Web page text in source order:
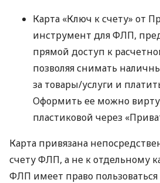
Карта «Ключ к счету» от
инструмент для ФЛП,
прямой доступ к
позволяя снимать
за товары/услуги и
Оформить ее можно
пластиковой через
Карта привязана
счету ФЛП, а не к отдельному
ФЛП имеет право